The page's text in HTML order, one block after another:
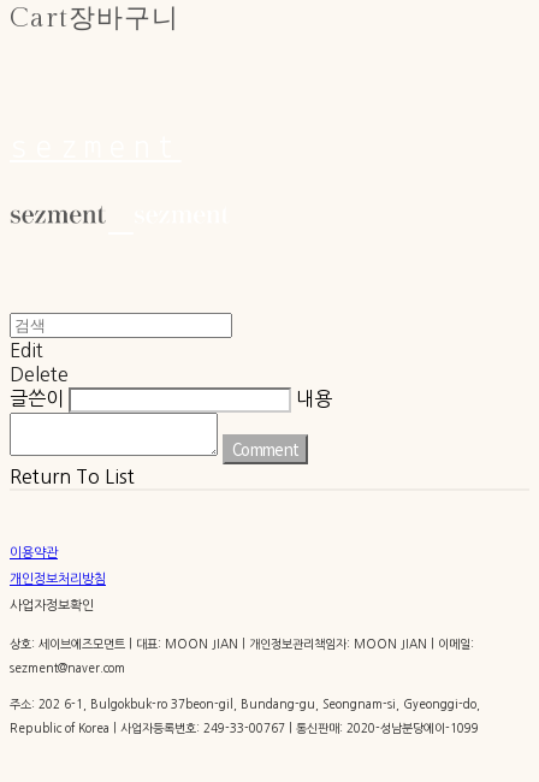
Cart장바구니
Edit
Delete
글쓴이
내용
Comment
Return To List
이용약관
개인정보처리방침
사업자정보확인
상호: 세이브에즈모먼트 | 대표: MOON JIAN | 개인정보관리책임자: MOON JIAN | 이메일:
sezment@naver.com
주소: 202 6-1, Bulgokbuk-ro 37beon-gil, Bundang-gu, Seongnam-si, Gyeonggi-do,
Republic of Korea | 사업자등록번호: 249-33-00767 | 통신판매: 2020-성남분당에이-1099